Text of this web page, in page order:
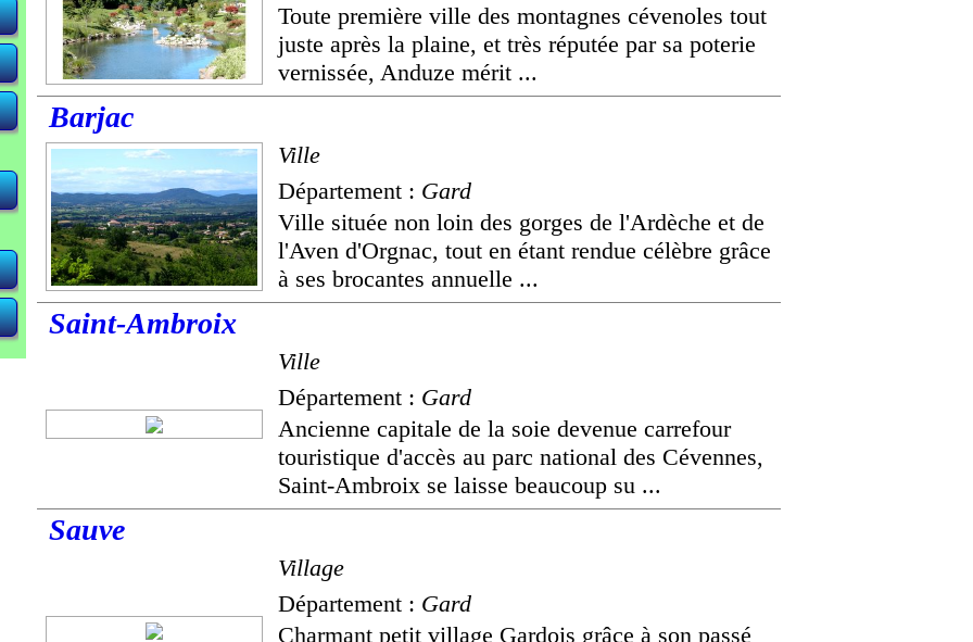
Toute première ville des montagnes cévenoles tout
juste après la plaine, et très réputée par sa poterie
vernissée, Anduze mérit ...
Barjac
Ville
Département : Gard
Ville située non loin des gorges de l'Ardèche et de
l'Aven d'Orgnac, tout en étant rendue célèbre grâce
à ses brocantes annuelle ...
Saint-Ambroix
Ville
Département : Gard
Ancienne capitale de la soie devenue carrefour
touristique d'accès au parc national des Cévennes,
Saint-Ambroix se laisse beaucoup su ...
Sauve
Village
Département : Gard
Charmant petit village Gardois grâce à son passé